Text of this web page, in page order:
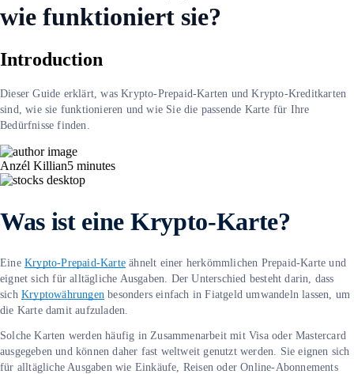
wie funktioniert sie?
Introduction
Dieser Guide erklärt, was Krypto-Prepaid-Karten und Krypto-Kreditkarten
sind, wie sie funktionieren und wie Sie die passende Karte für Ihre
Bedürfnisse finden.
Anzél Killian5 minutes
Was ist eine Krypto-Karte?
Eine Krypto-Prepaid-Karte ähnelt einer herkömmlichen Prepaid-Karte und
eignet sich für alltägliche Ausgaben. Der Unterschied besteht darin, dass
sich Kryptowährungen besonders einfach in Fiatgeld umwandeln lassen, um
die Karte damit aufzuladen.
Solche Karten werden häufig in Zusammenarbeit mit Visa oder Mastercard
ausgegeben und können daher fast weltweit genutzt werden. Sie eignen sich
für alltägliche Ausgaben wie Einkäufe, Reisen oder Online-Abonnements